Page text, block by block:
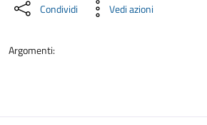
Condividi Vedi azioni
Argomenti: